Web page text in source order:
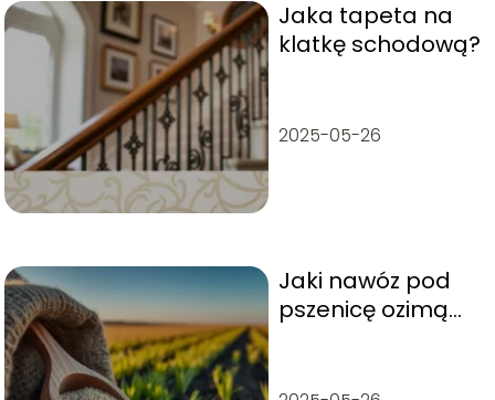
Jaka tapeta na
klatkę schodową?
2025-05-26
Jaki nawóz pod
pszenicę ozimą